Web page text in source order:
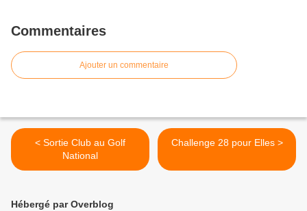
Commentaires
Ajouter un commentaire
< Sortie Club au Golf
National
Challenge 28 pour Elles >
Hébergé par Overblog